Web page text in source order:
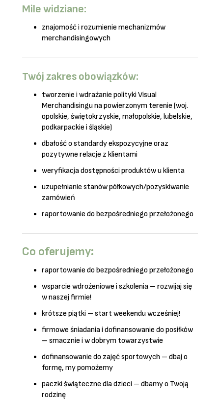
Mile widziane:
znajomość i rozumienie mechanizmów
merchandisingowych
Twój zakres obowiązków:
tworzenie i wdrażanie polityki Visual
Merchandisingu na powierzonym terenie (woj.
opolskie, świętokrzyskie, małopolskie, lubelskie,
podkarpackie i śląskie)
dbałość o standardy ekspozycyjne oraz
pozytywne relacje z klientami
weryfikacja dostępności produktów u klienta
uzupełnianie stanów półkowych/pozyskiwanie
zamówień
raportowanie do bezpośredniego przełożonego
Co oferujemy:
raportowanie do bezpośredniego przełożonego
wsparcie wdrożeniowe i szkolenia – rozwijaj się
w naszej firmie!
krótsze piątki – start weekendu wcześniej!
firmowe śniadania i dofinansowanie do posiłków
– smacznie i w dobrym towarzystwie
dofinansowanie do zajęć sportowych – dbaj o
formę, my pomożemy
paczki świąteczne dla dzieci – dbamy o Twoją
rodzinę